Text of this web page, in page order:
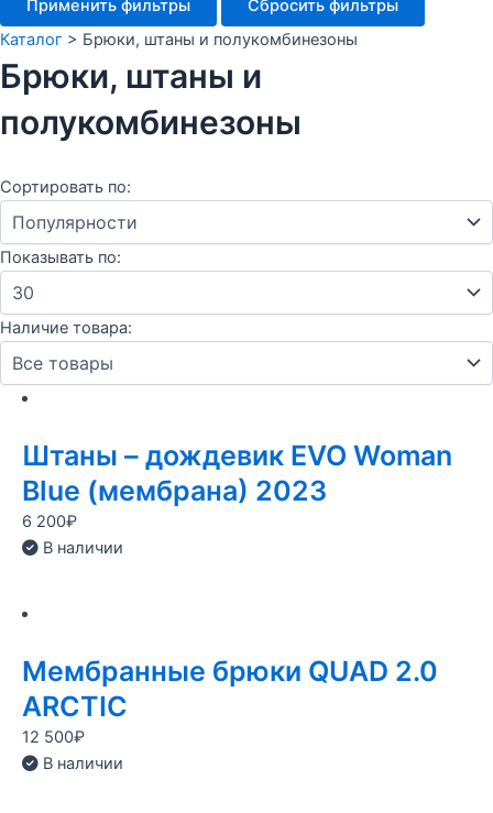
Применить фильтры
Сбросить фильтры
Каталог > Брюки, штаны и полукомбинезоны
Брюки, штаны и
полукомбинезоны
Сортировать по:
Показывать по:
Наличие товара:
Штаны – дождевик EVO Woman
Blue (мембрана) 2023
6 200₽
В наличии
Мембранные брюки QUAD 2.0
ARCTIC
12 500₽
В наличии